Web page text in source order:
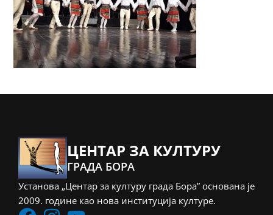
ЦЕНТАР ЗА КУЛТУРУ
ГРАДА БОРА
Установа „Центар за културу града Бора” основана је
2009. године као нова институција културе.